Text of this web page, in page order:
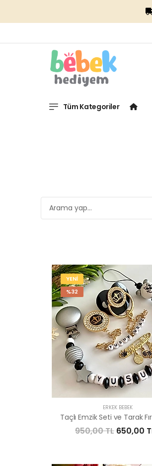
400₺ ve
Tüm Kategoriler
YENİ
%32
ERKEK BEBEK
Taçlı Emzik Seti ve Tarak
950,00 TL 650,00